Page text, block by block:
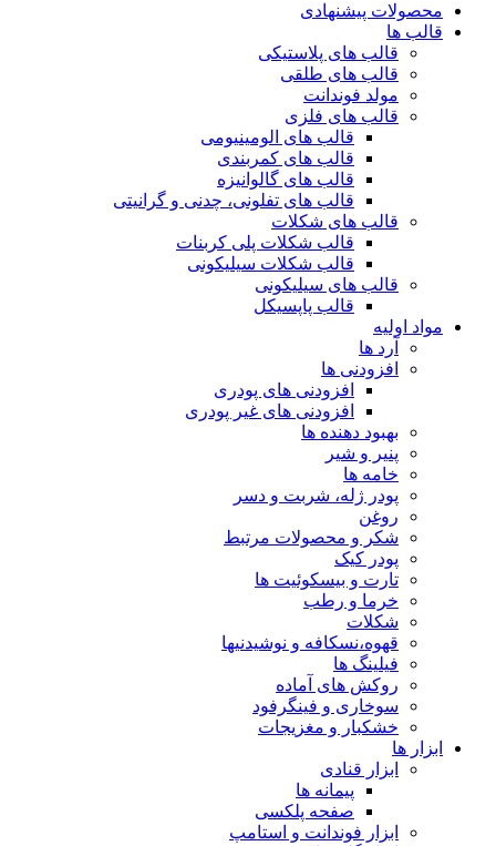
محصولات پیشنهادی
قالب ها
قالب های پلاستیکی
قالب های طلقی
مولد فوندانت
قالب های فلزی
قالب های الومینیومی
قالب های کمربندی
قالب های گالوانیزه
قالب های تفلونی، چدنی و گرانیتی
قالب های شکلات
قالب شکلات پلی کربنات
قالب شکلات سیلیکونی
قالب های سیلیکونی
قالب پاپسیکل
مواد اولیه
آرد ها
افزودنی ها
افزودنی های پودری
افزودنی های غیر پودری
بهبود دهنده ها
پنیر و شیر
خامه ها
پودر ژله، شربت و دسر
روغن
شکر و محصولات مرتبط
پودر کیک
تارت و بیسکوئیت ها
خرما و رطب
شکلات
قهوه،نسکافه و نوشیدنیها
فیلینگ ها
روکش های آماده
سوخاری و فینگرفود
خشکبار و مغزیجات
ابزار ها
ابزار قنادی
پیمانه ها
صفحه پلکسی
ابزار فوندانت و استامپ